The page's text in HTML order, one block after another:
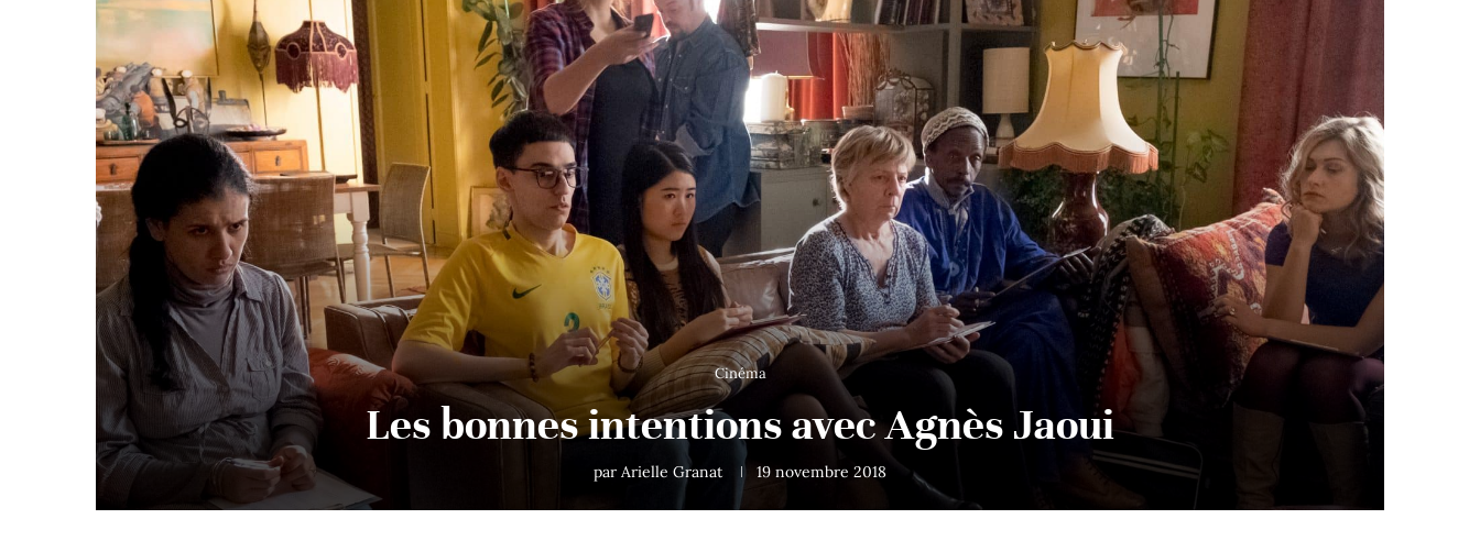
Cinéma
Les bonnes intentions avec Agnès Jaoui
par Arielle Granat 19 novembre 2018